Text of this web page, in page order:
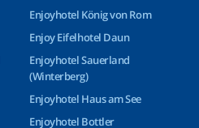
Enjoyhotel König von Rom
Enjoy Eifelhotel Daun
Enjoyhotel Sauerland
(Winterberg)
Enjoyhotel Haus am See
Enjoyhotel Bottler